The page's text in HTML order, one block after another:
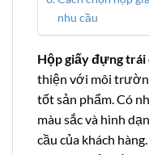
nhu cầu
Hộp giấy đựng trái
thiện với môi
tốt sản phẩm. Có
màu sắc và hình
cầu của khách